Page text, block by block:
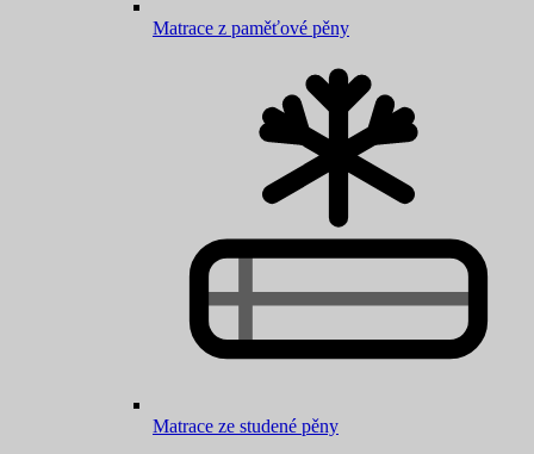
Matrace z paměťové pěny
Matrace ze studené pěny